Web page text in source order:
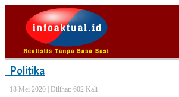
Politika
18 Mei 2020 | Dilihat: 602 Kali